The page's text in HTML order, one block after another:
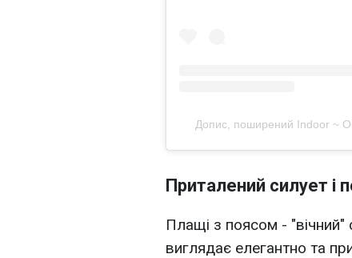
Допис, поширений Indoor ~
Приталений силует і
Плащі з поясом - "вічний"
виглядає елегантно та